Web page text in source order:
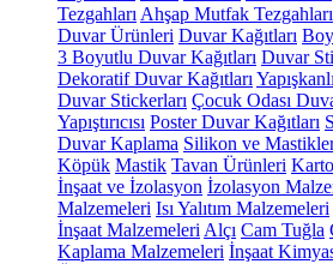
Tezgahları Ahşap Mutfak Tezgahları
Duvar Ürünleri Duvar Kağıtları
3 Boyutlu Duvar Kağıtları Duvar
Dekoratif Duvar Kağıtları
Duvar Stickerları Çocuk Odası
Yapıştırıcısı Poster Duvar Kağıtları
Duvar Kaplama Silikon ve
Köpük Mastik Tavan Ürünleri
İnşaat ve İzolasyon İzolasyon
Malzemeleri Isı Yalıtım Malzemeleri
İnşaat Malzemeleri Alçı Cam Tuğla
Kaplama Malzemeleri İnşaat